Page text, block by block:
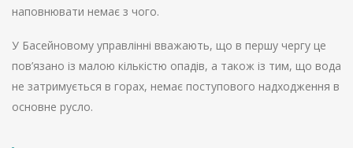
наповнювати немає з чого.
У Басейновому управлінні вважають, що в першу чергу це
пов’язано із малою кількістю опадів, а також із тим, що вода
не затримується в горах, немає поступового надходження в
основне русло.